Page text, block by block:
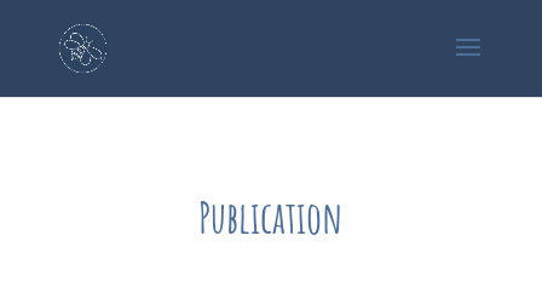
Publication